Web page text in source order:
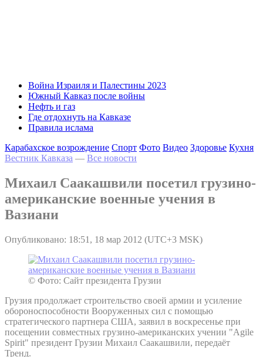
Война Израиля и Палестины 2023
Южный Кавказ после войны
Нефть и газ
Где отдохнуть на Кавказе
Правила ислама
Карабахское возрождение Спорт Фото Видео Здоровье Кухня
Вестник Кавказа — Все новости
Михаил Саакашвили посетил грузино-
американские военные учения в
Вазиани
Опубликовано: 18:51, 18 мар 2012 (UTC+3 MSK)
© Фото: Сайт президента Грузии
Грузия продолжает строительство своей армии и усиление
обороноспособности Вооруженных сил с помощью
стратегического партнера США, заявил в воскресенье при
посещении совместных грузино-американских учении "Agile
Spirit" президент Грузии Михаил Саакашвили, передаёт
Тренд.